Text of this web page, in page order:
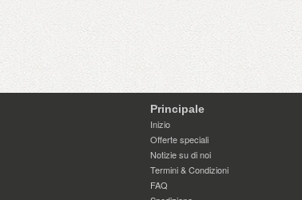
Principale
Inizio
Offerte speciali
Notizie su di noi
Termini & Condizioni
FAQ